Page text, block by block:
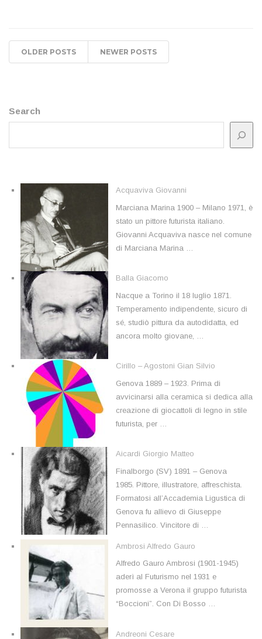
OLDER POSTS NEWER POSTS
Search
Acquaviva Giovanni
Marciana Marina 1900 – Milano 1971, è
stato un pittore futurista italiano.
Giovanni Acquaviva nasce nel comune
di Marciana Marina …
Balla Giacomo
Nacque a Torino il 18 luglio 1871.
Temperamento indipendente, sicuro di
sé, studiò pittura da autodidatta, ed
ancora molto giovane, …
Cirillo – Agostoni Gian Silvio
Genova 1889 – 1923. Prima di
avvicinarsi alla ceramica si dedica alla
creazione di giocattoli di legno in stile
futurista, per …
Aicardi Giorgio Matteo
Finalborgo (SV) 1891 – Genova
1985. Pittore, illustratore, affreschista.
Formatosi all’Accademia Ligustica di
Genova fu allievo di Giuseppe
Pennasilico. Vincitore di …
Ambrosi Alfredo Gauro
Alfredo Gauro Ambrosi (1901-1945)
aderì al Futurismo nel 1931 e
promosse a Verona il gruppo futurista
“Boccioni”. Con Di Bosso …
Andreoni Cesare